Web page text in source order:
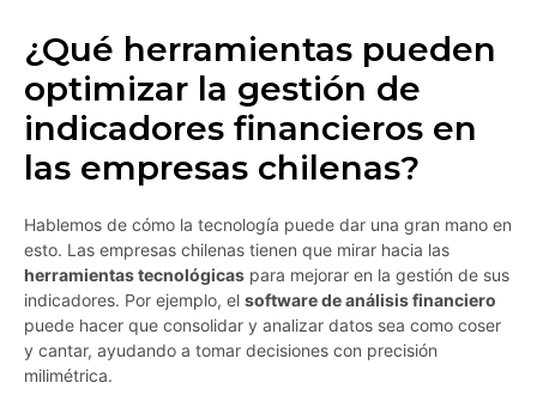
¿Qué herramientas pueden
optimizar la gestión de
indicadores financieros en
las empresas chilenas?
Hablemos de cómo la tecnología puede dar una gran mano en
esto. Las empresas chilenas tienen que mirar hacia las
herramientas tecnológicas para mejorar en la gestión de sus
indicadores. Por ejemplo, el software de análisis financiero
puede hacer que consolidar y analizar datos sea como coser
y cantar, ayudando a tomar decisiones con precisión
milimétrica.